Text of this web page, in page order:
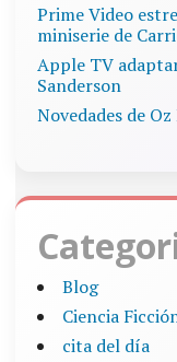
Prime Video
miniserie de
Apple TV
Sanderson
Novedades de
Blog
Ciencia
cita del día